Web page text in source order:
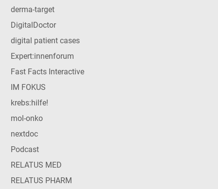
derma-target
DigitalDoctor
digital patient cases
Expert:innenforum
Fast Facts Interactive
IM FOKUS
krebs:hilfe!
mol-onko
nextdoc
Podcast
RELATUS MED
RELATUS PHARM